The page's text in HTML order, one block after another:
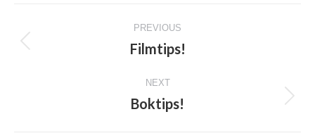
navigation
PREVIOUS
Previous
Filmtips!
NEXT
Next
Boktips!